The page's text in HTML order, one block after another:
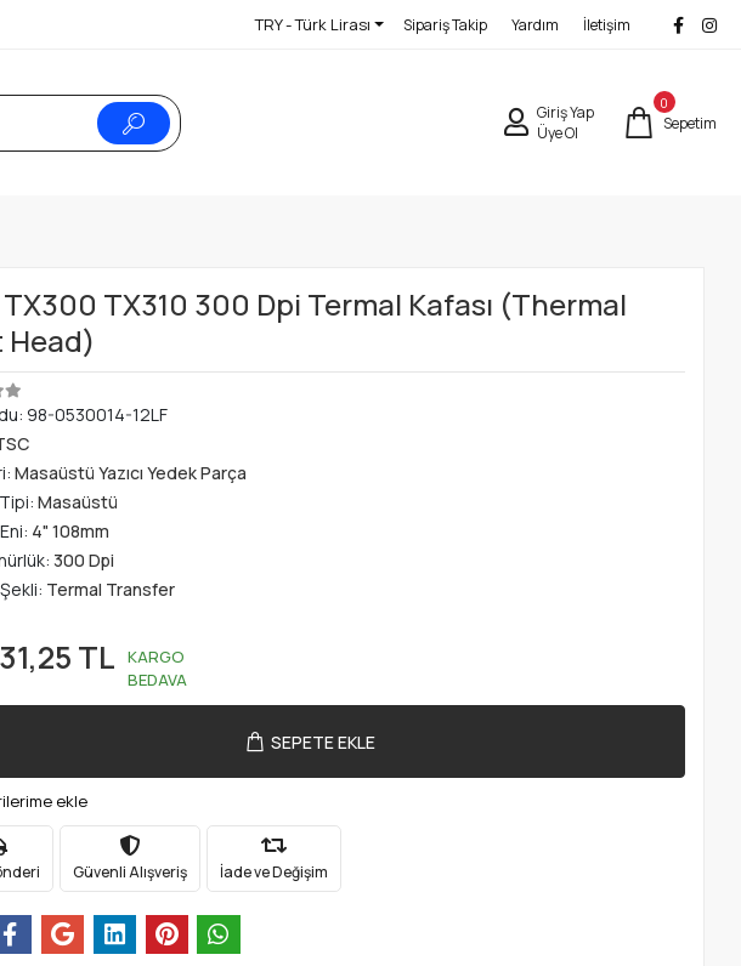
TRY - Türk Lirası Sipariş Takip Yardım İletişim
Giriş Yap
Üye Ol
0
Sepetim
TX310 300 Dpi Termal Kafası (Thermal
Head)
98-0530014-12LF
Masaüstü Yazıcı Yedek Parça
Tipi: Masaüstü
4" 108mm
300 Dpi
Termal Transfer
TL
KARGO
BEDAVA
SEPETE EKLE
ekle
Güvenli Alışveriş İade ve Değişim